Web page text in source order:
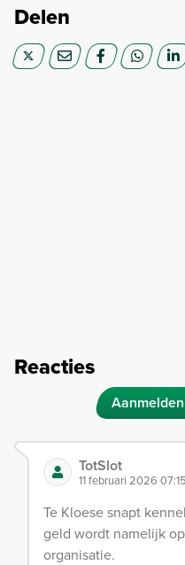
Delen
Reacties
TotSlot
11 februari 2026 07:15
Te Kloese snapt
geld wordt namelijk
organisatie.